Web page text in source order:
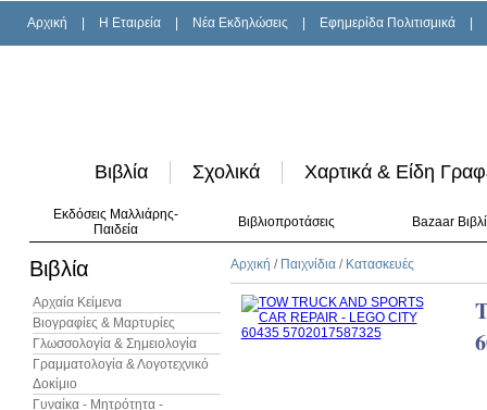
Αρχική H Εταιρεία Νέα Εκδηλώσεις Εφημερίδα Πολιτισμικά
Βιβλία Σχολικά Χαρτικά & Είδη
Εκδόσεις Μαλλιάρης-
Παιδεία
Βιβλιοπροτάσεις Bazaar
Βιβλία
Αρχαία Κείμενα
Βιογραφίες & Μαρτυρίες
Γλωσσολογία & Σημειολογία
Γραμματολογία & Λογοτεχνικό
Δοκίμιο
Γυναίκα - Μητρότητα -
Αρχική / Παιχνίδια / Κατασκευές